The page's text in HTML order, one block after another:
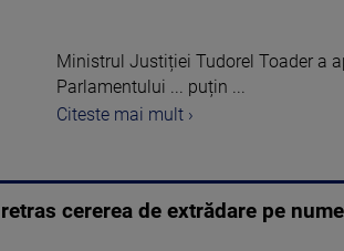
Ministrul Justiției Tudorel Toader a
Parlamentului ... puțin ...
Citeste mai mult ›
cererea de extrădare pe